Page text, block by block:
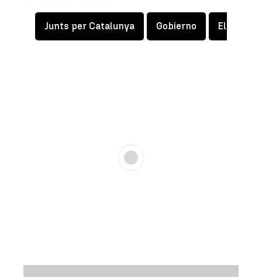
Junts per Catalunya Gobierno